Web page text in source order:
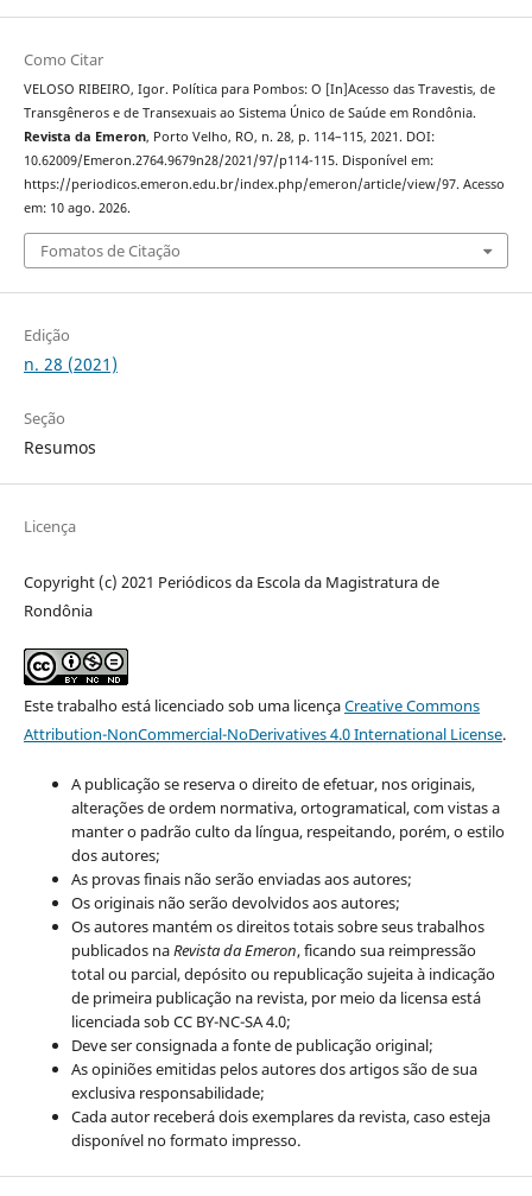
Como Citar
VELOSO RIBEIRO, Igor. Política para Pombos: O [In]Acesso das Travestis, de
Transgêneros e de Transexuais ao Sistema Único de Saúde em Rondônia.
Revista da Emeron, Porto Velho, RO, n. 28, p. 114–115, 2021. DOI:
10.62009/Emeron.2764.9679n28/2021/97/p114-115. Disponível em:
https://periodicos.emeron.edu.br/index.php/emeron/article/view/97. Acesso
em: 10 ago. 2026.
Fomatos de Citação
Edição
n. 28 (2021)
Seção
Resumos
Licença
Copyright (c) 2021 Periódicos da Escola da Magistratura de
Rondônia
Este trabalho está licenciado sob uma licençaCreative Commons
Attribution-NonCommercial-NoDerivatives 4.0 International License.
A publicação se reserva o direito de efetuar, nos originais,
alterações de ordem normativa, ortogramatical, com vistas a
manter o padrão culto da língua, respeitando, porém, o estilo
dos autores;
As provas finais não serão enviadas aos autores;
Os originais não serão devolvidos aos autores;
Os autores mantém os direitos totais sobre seus trabalhos
publicados naRevista da Emeron, ficando sua reimpressão
total ou parcial, depósito ou republicação sujeita à indicação
de primeira publicação na revista, por meio da licensa está
licenciada sob CC BY-NC-SA 4.0;
Deve ser consignada a fonte de publicação original;
As opiniões emitidas pelos autores dos artigos são de sua
exclusiva responsabilidade;
Cada autor receberá dois exemplares da revista, caso esteja
disponível no formato impresso.